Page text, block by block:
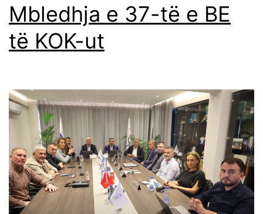
Mbledhja e 37-të e BE
të KOK-ut